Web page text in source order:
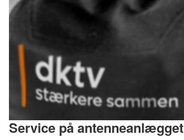
Service på antenneanlægget